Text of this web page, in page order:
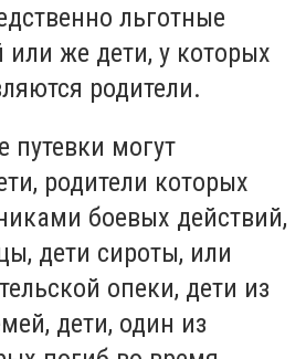
льготные
или же дети, у которых
родители.
путевки могут
родители которых
боевых действий,
дети сироты, или
опеки, дети из
дети, один из